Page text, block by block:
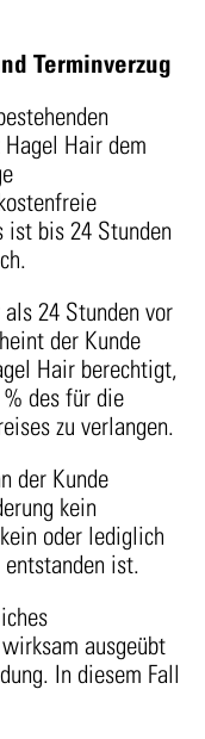
Terminverzug
Hair dem
ist bis 24 Stunden
24 Stunden vor
der Kunde
Hair berechtigt,
des für die
zu verlangen.
der Kunde
kein
oder lediglich
ist.
ausgeübt
In diesem Fall